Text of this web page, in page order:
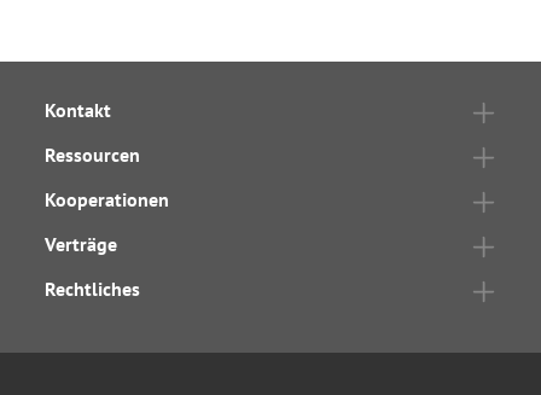
Kontakt
Ressourcen
Kooperationen
Verträge
Rechtliches